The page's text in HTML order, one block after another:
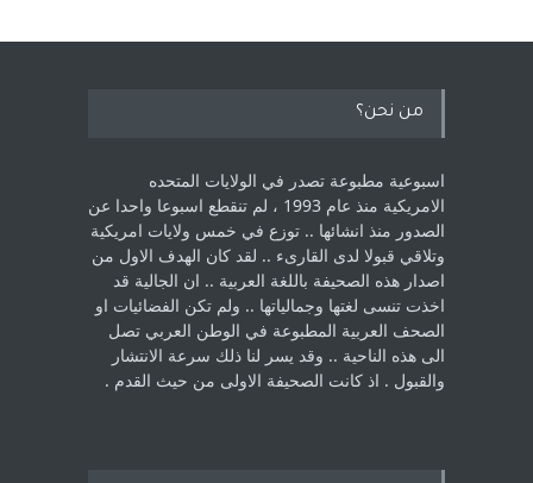
من نحن؟
اسبوعية مطبوعة تصدر في الولايات المتحده
الامريكية منذ عام 1993 ، لم ‏تنقطع اسبوعا واحدا عن
الصدور منذ انشائها .. توزع في خمس ولايات امريكية
‏وتلاقي قبولا لدى القارىء ..‏ لقد كان الهدف الاول من
اصدار هذه الصحيفة باللغة العربية .. ان الجالية قد
اخذت ‏تنسى لغتها وجمالياتها .. ولم تكن الفضائيات او
الصحف العربية المطبوعة في الوطن ‏العربي تصل
الى هذه الناحية .. وقد يسر لنا ذلك سرعة الانتشار
والقبول . اذ كانت ‏الصحيفة الاولى من حيث القدم . ‏